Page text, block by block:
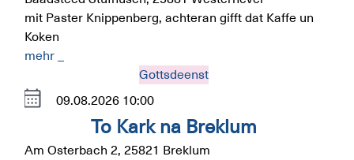
mit Paster Knippenberg, achteran gifft dat Kaffe un
Koken
mehr _
Gottsdeenst
09.08.2026 10:00
To Kark na Breklum
Am Osterbach 2, 25821 Breklum